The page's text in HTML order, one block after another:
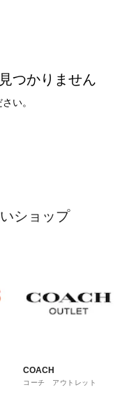
つかりません
い。
ショップ
COACH
コーチ アウトレット